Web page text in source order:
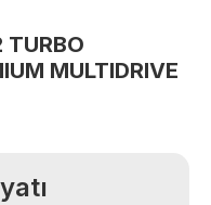
TURBO
MULTIDRIVE